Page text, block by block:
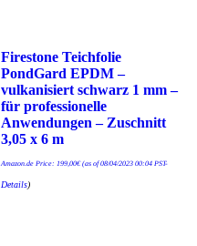
Firestone Teichfolie
PondGard EPDM –
vulkanisiert schwarz 1 mm –
für professionelle
Anwendungen – Zuschnitt
3,05 x 6 m
Amazon.de Price: 199,00€(as of 08/04/2023 00:04 PST-
Details)